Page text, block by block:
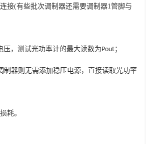
接(有些批次调制器还需要调制器1管脚与
压，测试光功率计的最大读数为Pout；
制器则无需添加稳压电源，直接读取光功率
耗。